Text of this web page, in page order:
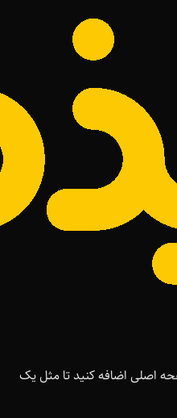
اصلی اضافه کنید تا مثل یک